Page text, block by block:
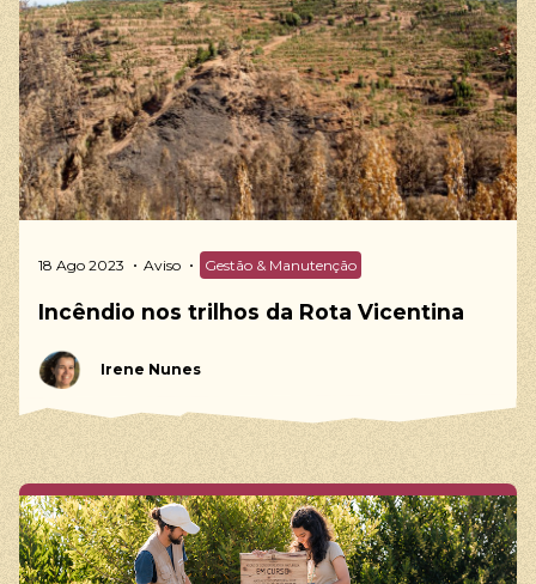
18 Ago 2023 Aviso Gestão & Manutenção
Incêndio nos trilhos da Rota Vicentina
Irene Nunes